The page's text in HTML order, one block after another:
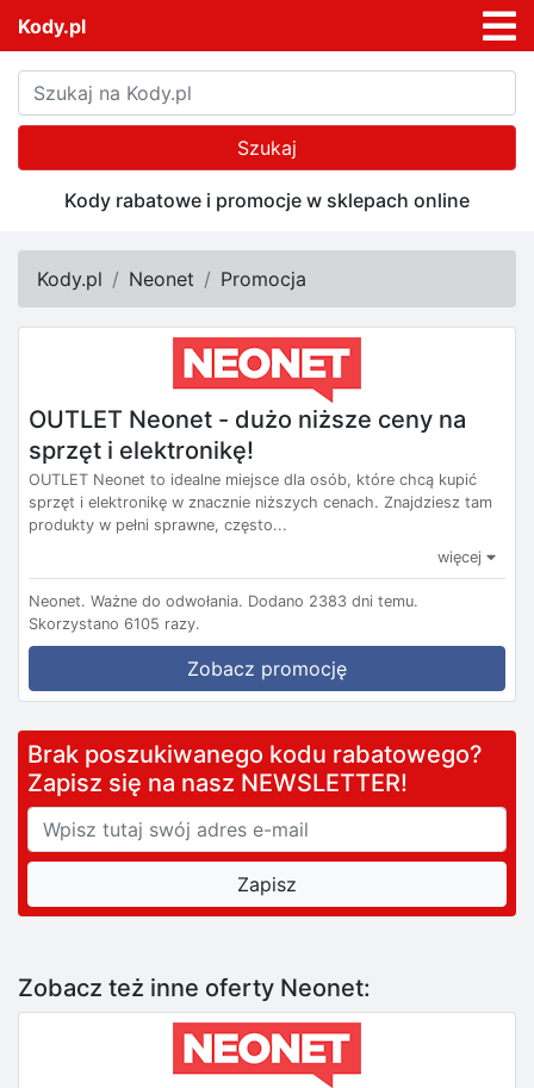
Kody.pl
Szukaj
Kody rabatowe i promocje w sklepach online
Kody.pl Neonet Promocja
OUTLET Neonet - dużo niższe ceny na
sprzęt i elektronikę!
OUTLET Neonet to idealne miejsce dla osób, które chcą kupić
sprzęt i elektronikę w znacznie niższych cenach. Znajdziesz tam
produkty w pełni sprawne, często...
więcej
Neonet. Ważne do odwołania. Dodano 2383 dni temu.
Skorzystano 6105 razy.
Zobacz promocję
Brak poszukiwanego kodu rabatowego?
Zapisz się na nasz NEWSLETTER!
Zobacz też inne oferty Neonet: